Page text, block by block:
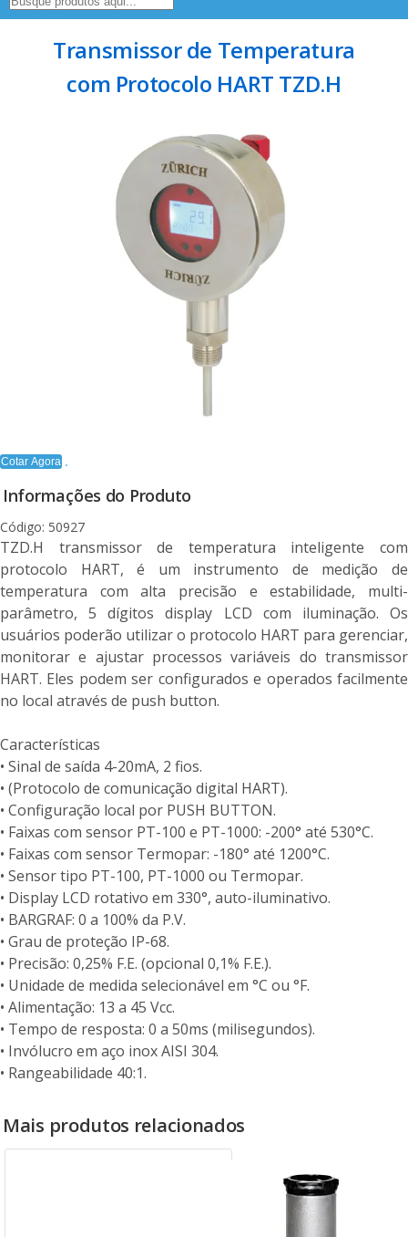
Transmissor de Temperatura
com Protocolo HART TZD.H
Cotar Agora
Informações do Produto
Código: 50927
TZD.H transmissor de temperatura inteligente com
protocolo HART, é um instrumento de medição de
temperatura com alta precisão e estabilidade, multi-
parâmetro, 5 dígitos display LCD com iluminação. Os
usuários poderão utilizar o protocolo HART para gerenciar,
monitorar e ajustar processos variáveis do transmissor
HART. Eles podem ser configurados e operados facilmente
no local através de push button.
Características
• Sinal de saída 4-20mA, 2 fios.
• (Protocolo de comunicação digital HART).
• Configuração local por PUSH BUTTON.
• Faixas com sensor PT-100 e PT-1000: -200° até 530°C.
• Faixas com sensor Termopar: -180° até 1200°C.
• Sensor tipo PT-100, PT-1000 ou Termopar.
• Display LCD rotativo em 330°, auto-iluminativo.
• BARGRAF: 0 a 100% da P.V.
• Grau de proteção IP-68.
• Precisão: 0,25% F.E. (opcional 0,1% F.E.).
• Unidade de medida selecionável em °C ou °F.
• Alimentação: 13 a 45 Vcc.
• Tempo de resposta: 0 a 50ms (milisegundos).
• Invólucro em aço inox AISI 304.
• Rangeabilidade 40:1.
Mais produtos relacionados